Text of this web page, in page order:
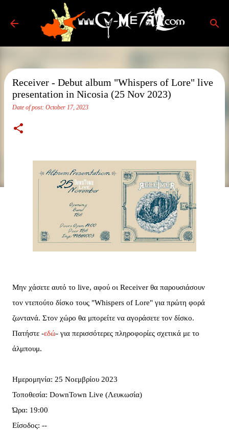
Skip to main content
Receiver - Debut album "Whispers of Lore" live
presentation in Nicosia (25 Nov 2023)
Date of post: October 17, 2023
Μην χάσετε αυτό το live, αφού οι Receiver θα παρουσιάσουν
τον ντεπούτο δίσκο τους "Whispers of Lore" για πρώτη φορά
ζωντανά. Στον χώρο θα μπορείτε να αγοράσετε τον δίσκο.
Πατήστε -εδώ- για περισσότερες πληροφορίες σχετικά με το
άλμπουμ.
Ημερομηνία: 25 Νοεμβρίου 2023
Τοποθεσία: DownTown Live (Λευκωσία)
Ώρα: 19:00
Είσοδος: --